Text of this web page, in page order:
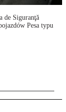
de Siguranţă
Pesa typu